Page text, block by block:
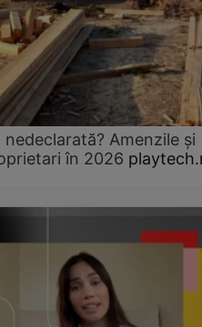
Amenzile și
în 2026